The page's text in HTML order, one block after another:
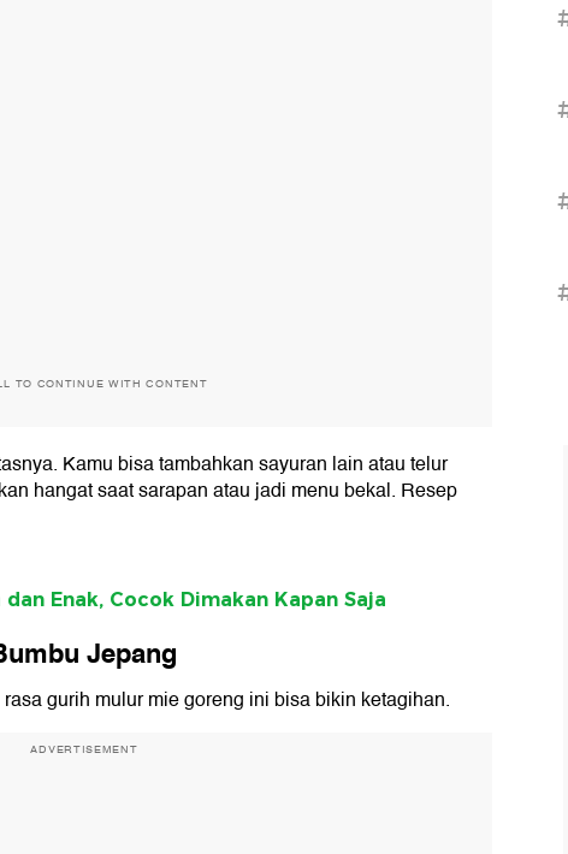
TO CONTINUE WITH CONTENT
Kamu bisa tambahkan sayuran lain atau telur
hangat saat sarapan atau jadi menu bekal. Resep
Enak, Cocok Dimakan Kapan Saja
Jepang
gurih mulur mie goreng ini bisa bikin ketagihan.
ADVERTISEMENT